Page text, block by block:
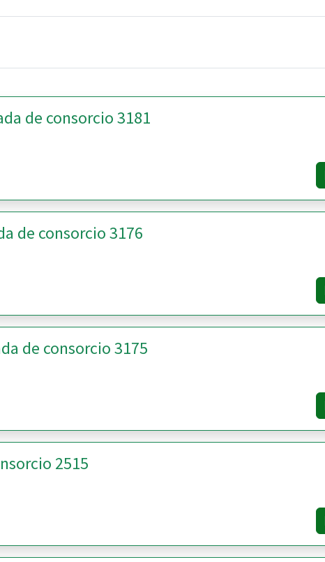
de consorcio 3181
de consorcio 3176
de consorcio 3175
2515